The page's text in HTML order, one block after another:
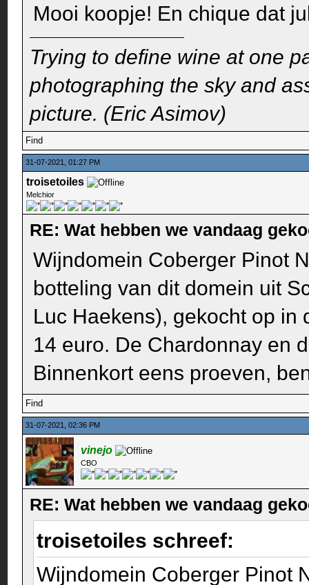
Mooi koopje! En chique dat
Trying to define wine at one
photographing the sky and
picture. (Eric Asimov)
Find
31-07-2021, 01:27 PM
troisetoiles
Melchior
RE: Wat hebben we vandaag
Wijndomein Coberger Pinot
botteling van dit domein uit
Luc Haekens), gekocht op in
14 euro. De Chardonnay en
Binnenkort eens proeven,
Find
31-07-2021, 02:36 PM
vinejo
CBO
RE: Wat hebben we vandaag
troisetoiles schreef:
Wijndomein Coberger Pinot